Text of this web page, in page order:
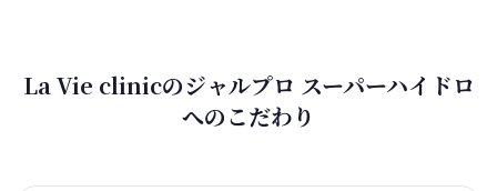
La Vie clinicのジャルプロ スーパーハイドロ
へのこだわり